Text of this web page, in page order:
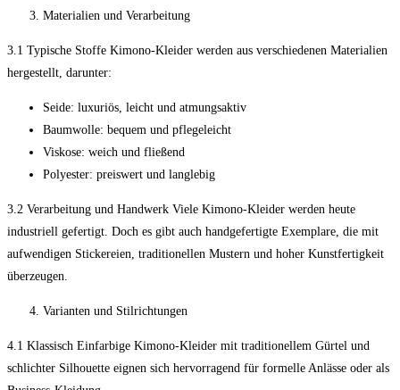
Materialien und Verarbeitung
3.1 Typische Stoffe Kimono-Kleider werden aus verschiedenen Materialien
hergestellt, darunter:
Seide: luxuriös, leicht und atmungsaktiv
Baumwolle: bequem und pflegeleicht
Viskose: weich und fließend
Polyester: preiswert und langlebig
3.2 Verarbeitung und Handwerk Viele Kimono-Kleider werden heute
industriell gefertigt. Doch es gibt auch handgefertigte Exemplare, die mit
aufwendigen Stickereien, traditionellen Mustern und hoher Kunstfertigkeit
überzeugen.
Varianten und Stilrichtungen
4.1 Klassisch Einfarbige Kimono-Kleider mit traditionellem Gürtel und
schlichter Silhouette eignen sich hervorragend für formelle Anlässe oder als